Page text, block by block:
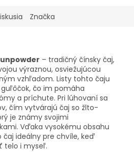
Značka
– tradičný čínsky čaj,
výraznou, osviežujúcou
vzhľadom. Listy tohto čaju
čo im pomáha
a príchute. Pri lúhovaní sa
čím vytvárajú čaj so žlto-
je známy svojimi
Vďaka vysokému obsahu
ideálny pre chvíle, keď
telo i myseľ.